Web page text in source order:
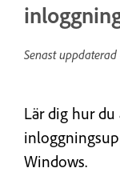
Senast uppdaterad
Lär dig hur du
Windows.